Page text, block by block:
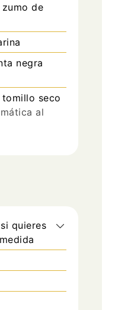
de
negra
tomillo seco
al
si quieres